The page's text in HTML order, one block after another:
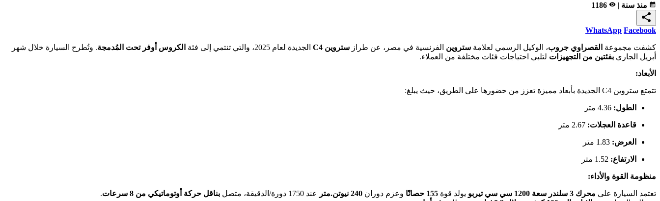
calendar_month منذ سنة |
remove_red_eye
share
WhatsApp Facebook
كشفت مجموعة القصراوي جروب، الوكيل الرسمي لعلامة ستروين الفرنسية في مصر، عن طراز ستروين C4 الجديدة لعام 2025، والتي تنتمي إلى فئة الكروس أوفر تحت المُدمجة. وتُطرح السيارة خلال شهر
أبريل الجاري بفئتين من التجهيزات لتلبي احتياجات فئات مختلفة من العملاء.
الأبعاد:
تتمتع ستروين C4 الجديدة بأبعاد مميزة تعزز من حضورها على الطريق، حيث يبلغ:
الطول:
قاعدة العجلات:
العرض:
الارتفاع:
منظومة القوة والأداء:
تعتمد السيارة على محرك 3 سلندر سعة 1200 سي سي تيربو يولد قوة 155 حصانًا وعزم دوران 240 نيوتن.متر عند 1750 دورة/الدقيقة، متصل بناقل حركة أوتوماتيكي من 8 سرعات
.